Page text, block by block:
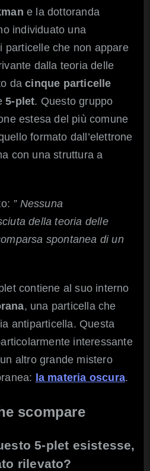
e la dottoranda
individuato una
particelle che non appare
dalla teoria delle
dacinque particelle
5-plet. Questo gruppo
estesa del più comune
formato dall’elettrone
con una struttura a
” Nessuna
della teoria delle
spontanea di un
contiene al suo interno
, una particella che
antiparticella. Questa
interessante
altro grande mistero
la materia oscura.
scompare
5-plet esistesse,
rilevato?